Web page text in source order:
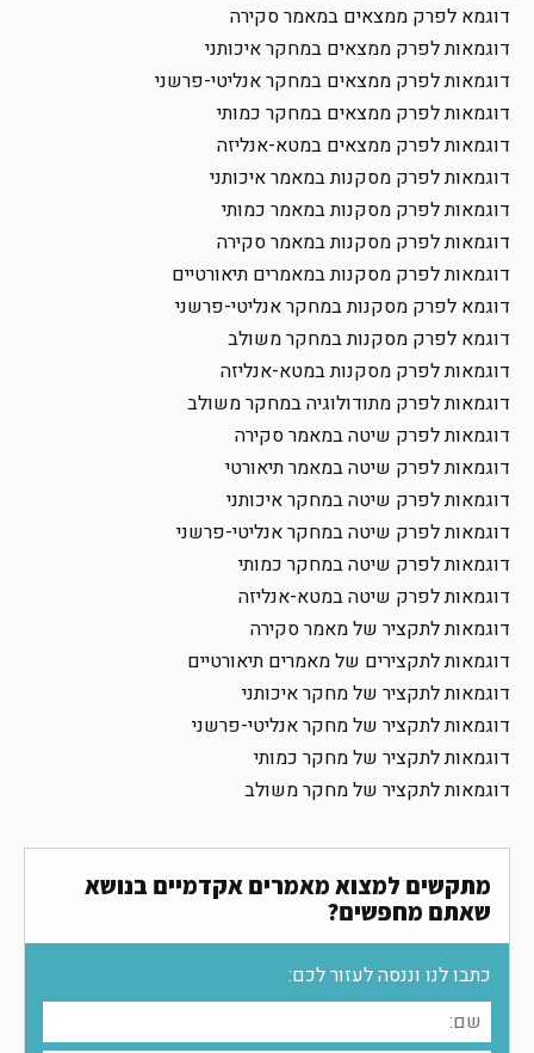
דוגמא לפרק ממצאים במאמר סקירה
דוגמאות לפרק ממצאים במחקר איכותני
דוגמאות לפרק ממצאים במחקר אנליטי-פרשני
דוגמאות לפרק ממצאים במחקר כמותי
דוגמאות לפרק ממצאים במטא-אנליזה
דוגמאות לפרק מסקנות במאמר איכותני
דוגמאות לפרק מסקנות במאמר כמותי
דוגמאות לפרק מסקנות במאמר סקירה
דוגמאות לפרק מסקנות במאמרים תיאורטיים
דוגמא לפרק מסקנות במחקר אנליטי-פרשני
דוגמא לפרק מסקנות במחקר משולב
דוגמאות לפרק מסקנות במטא-אנליזה
דוגמאות לפרק מתודולוגיה במחקר משולב
דוגמאות לפרק שיטה במאמר סקירה
דוגמאות לפרק שיטה במאמר תיאורטי
דוגמאות לפרק שיטה במחקר איכותני
דוגמאות לפרק שיטה במחקר אנליטי-פרשני
דוגמאות לפרק שיטה במחקר כמותי
דוגמאות לפרק שיטה במטא-אנליזה
דוגמאות לתקציר של מאמר סקירה
דוגמאות לתקצירים של מאמרים תיאורטיים
דוגמאות לתקציר של מחקר איכותני
דוגמאות לתקציר של מחקר אנליטי-פרשני
דוגמאות לתקציר של מחקר כמותי
דוגמאות לתקציר של מחקר משולב
מתקשים למצוא מאמרים אקדמיים בנושא
שאתם מחפשים?
כתבו לנו וננסה לעזור לכם: